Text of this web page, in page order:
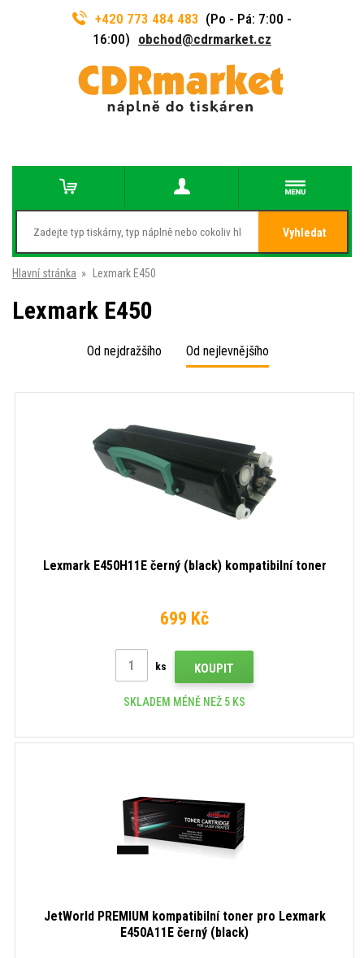
+420 773 484 483 (Po - Pá: 7:00 -
16:00) obchod@cdrmarket.cz
Vyhledat
Hlavní stránka » Lexmark E450
Lexmark E450
Od nejdražšího Od nejlevnějšího
Lexmark E450H11E černý (black) kompatibilní toner
699 Kč
ks KOUPIT
SKLADEM MÉNĚ NEŽ 5 KS
JetWorld PREMIUM kompatibilní toner pro Lexmark
E450A11E černý (black)